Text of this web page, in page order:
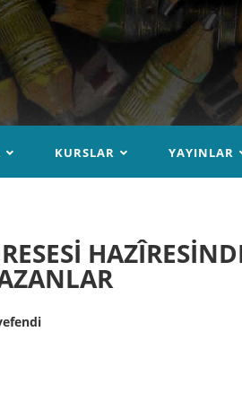
KURSLAR YAYINLAR